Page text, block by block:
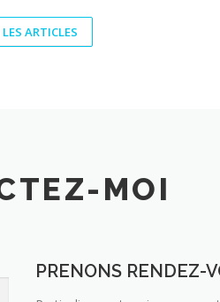
ARTICLES
MOI
PRENONS RENDEZ-